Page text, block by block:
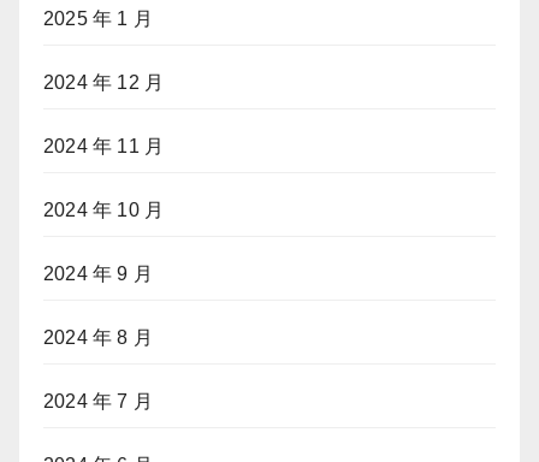
2025 年 1 月
2024 年 12 月
2024 年 11 月
2024 年 10 月
2024 年 9 月
2024 年 8 月
2024 年 7 月